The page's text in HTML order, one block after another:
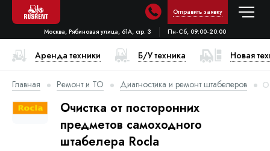
Отправить заявку
Москва, Рябиновая улица, 61А, стр. 3 Пн-Сб, 09:00-20:00
Аренда техники Б/У техника Новая
Главная Ремонт и ТО Диагностика и ремонт штабелеров
Очистка от посторонних
предметов самоходного
штабелера Rocla